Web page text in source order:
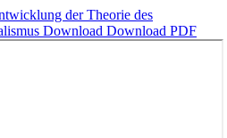
der Theorie des
Download Download PDF